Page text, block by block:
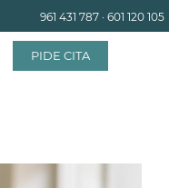
961 431 787 · 601 120 105
PIDE CITA